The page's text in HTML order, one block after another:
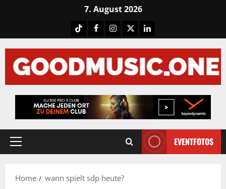
7. August 2026
TiktokFacebook
Instagram
X LinkedIN
Primary
EVENTFOTOS
Home wann spielt sdp heute?